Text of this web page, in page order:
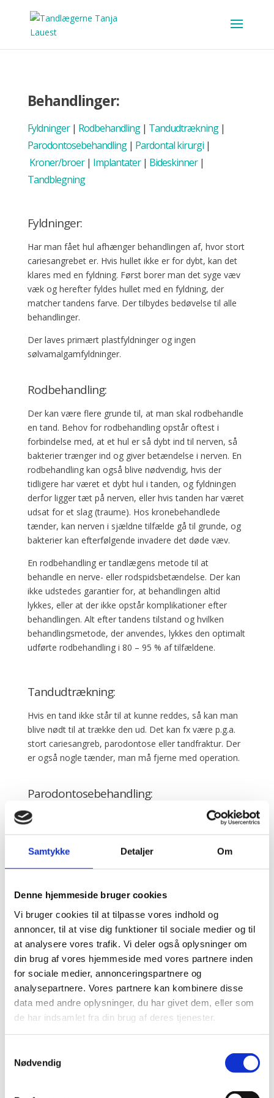
Samtykke Detaljer Om
Denne hjemmeside bruger cookies
Vi bruger cookies til at tilpasse vores indhold og
annoncer, til at vise dig funktioner til sociale medier og til
at analysere vores trafik. Vi deler også oplysninger om
din brug af vores hjemmeside med vores partnere inden
for sociale medier, annonceringspartnere og
analysepartnere. Vores partnere kan kombinere disse
data med andre oplysninger, du har givet dem, eller som
de har indsamlet fra din brug af deres tjenester.
Nødvendig
Behandlinger:
Fyldninger| Rodbehandling| Tandudtrækning|
Parodontosebehandling| Pardontal kirurgi|
Kroner/broer | Implantater| Bideskinner |
Tandblegning
Fyldninger:
Har man fået hul afhænger behandlingen af, hvor stort
cariesangrebet er. Hvis hullet ikke er for dybt, kan det
klares med en fyldning. Først borer man det syge væv
væk og herefter fyldes hullet med en fyldning, der
matcher tandens farve. Der tilbydes bedøvelse til alle
behandlinger.
Der laves primært plastfyldninger og ingen
sølvamalgamfyldninger.
Rodbehandling:
Der kan være flere grunde til, at man skal rodbehandle
en tand. Behov for rodbehandling opstår oftest i
forbindelse med, at et hul er så dybt ind til nerven, så
bakterier trænger ind og giver betændelse i nerven. En
rodbehandling kan også blive nødvendig, hvis der
tidligere har været et dybt hul i tanden, og fyldningen
derfor ligger tæt på nerven, eller hvis tanden har været
udsat for et slag (traume). Hos kronebehandlede
tænder, kan nerven i sjældne tilfælde gå til grunde, og
bakterier kan efterfølgende invadere det døde væv.
En rodbehandling er tandlægens metode til at
behandle en nerve- eller rodspidsbetændelse. Der kan
ikke udstedes garantier for, at behandlingen altid
lykkes, eller at der ikke opstår komplikationer efter
behandlingen. Alt efter tandens tilstand og hvilken
behandlingsmetode, der anvendes, lykkes den optimalt
udførte rodbehandling i 80 – 95 % af tilfældene.
Tandudtrækning:
Hvis en tand ikke står til at kunne reddes, så kan man
blive nødt til at trække den ud. Det kan fx være p.g.a.
stort cariesangreb, parodontose eller tandfraktur. Der
er også nogle tænder, man må fjerne med operation.
Parodontosebehandling:
Har man dybe tandkødslommer, skal der udføres
parodontal undersøgelse, for at klarlægge
sygdommens omfang. Behandling af parodontose
består primært af at eliminere bakterierne i
forhold til hjemmetandplejen. Derfor er instruktioner
også en vigtig del af behandlingen. På klinikken vil der
udføres grundig manuel rensning af
tandkødslommerne. Behandlingens varighed og pris
afhænger af, hvor udbredt sygdommen er. Det
efterfølgende forløb er også en vigtig del af
parodontose behandlingen. Derfor anbefales det at
man kommer regelmæssigt hver 3-4. måned til kontrol.
Pardontal kirurgi:
Virker den konventionelle behandling ikke optimalt, kan